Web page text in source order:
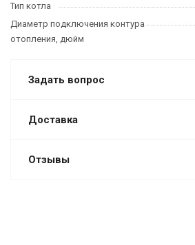
Тип котла
Диаметр подключения контура
отопления, дюйм
Задать вопрос
Доставка
Отзывы